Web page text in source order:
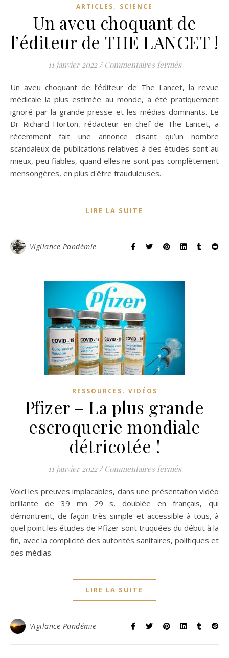
ARTICLES, SCIENCE
Un aveu choquant de
l’éditeur de THE LANCET !
11 janvier 2022 / Commentaires ferméssur Un aveu
Un aveu choquant de l’éditeur de The Lancet, la revue
médicale la plus estimée au monde, a été pratiquement
ignoré par la grande presse et les médias dominants. Le
Dr Richard Horton, rédacteur en chef de The Lancet, a
récemment fait une annonce disant qu’un nombre
scandaleux de publications relatives à des études sont au
mieux, peu fiables, quand elles ne sont pas complètement
mensongères, en plus d'être frauduleuses.
LIRE LA SUITE
Vigilance Pandémie
RESSOURCES, VIDÉOS
Pfizer – La plus grande
escroquerie mondiale
détricotée !
11 janvier 2022 / Commentaires ferméssur Pfizer –
Voici les preuves implacables, dans une présentation vidéo
brillante de 39 mn 29 s, doublée en français, qui
démontrent, de façon très simple et accessible à tous, à
quel point les études de Pfizer sont truquées du début à la
fin, avec la complicité des autorités sanitaires, politiques et
des médias.
LIRE LA SUITE
Vigilance Pandémie